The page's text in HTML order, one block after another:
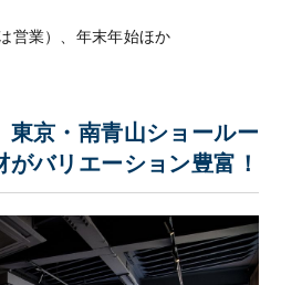
営業）、年末年始ほか
京・南青山ショールー
バリエーション豊富！